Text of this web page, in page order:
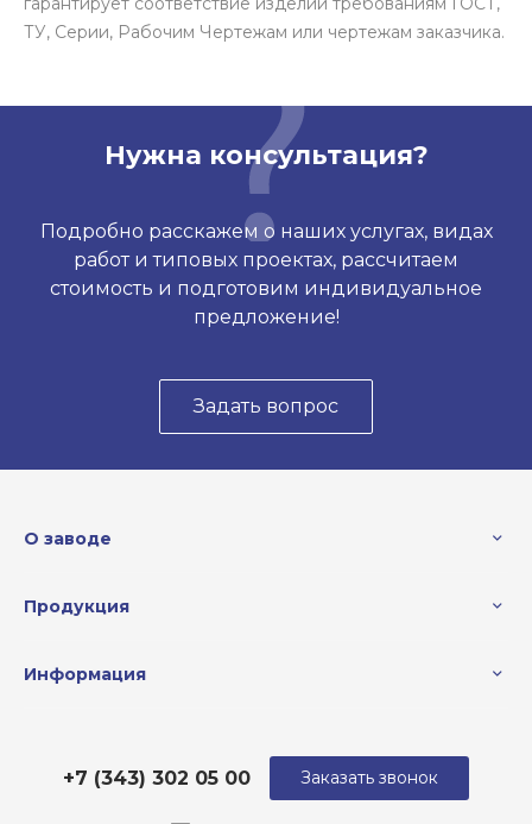
ТУ, Серии, Рабочим Чертежам или чертежам заказчика.
Нужна консультация?
Подробно расскажем о наших услугах, видах
работ и типовых проектах, рассчитаем
стоимость и подготовим индивидуальное
предложение!
Задать вопрос
О заводе
Продукция
Информация
+7 (343) 302 05 00 Заказать звонок